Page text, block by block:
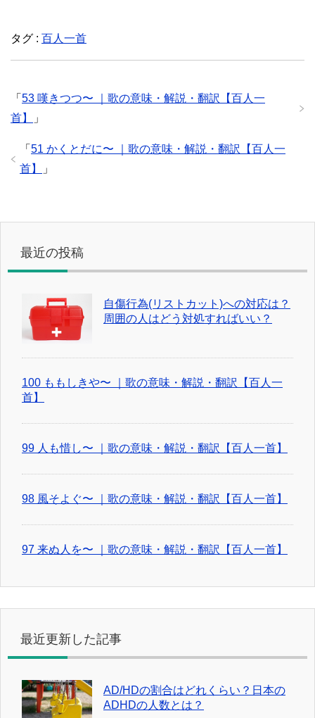
タグ : 百人一首
「 53 嘆きつつ〜 ｜歌の意味・解説・翻訳【百人一
首】
」
「 51 かくとだに〜 ｜歌の意味・解説・翻訳【百人一
首】
」
最近の投稿
自傷行為(リストカット)への対応は？
周囲の人はどう対処すればいい？
100 ももしきや〜 ｜歌の意味・解説・翻訳【百人一
首】
99 人も惜し〜 ｜歌の意味・解説・翻訳【百人一首】
98 風そよぐ〜 ｜歌の意味・解説・翻訳【百人一首】
97 来ぬ人を〜 ｜歌の意味・解説・翻訳【百人一首】
最近更新した記事
AD/HDの割合はどれくらい？日本の
ADHDの人数とは？